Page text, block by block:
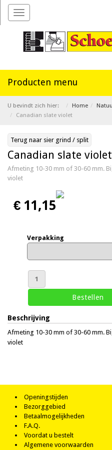
Toggle
navigation
U bevindt zich hier: Home
Canadian slate violet
Terug naar sier grind / split
Canadian slate violet
Afmeting 10-30 mm of 30-60 mm.
violet
€ 11,15
Verpakking
Beschrijving
Afmeting 10-30 mm of 30-60 mm.
violet
Openingstijden
Bezorggebied
Betaalmogelijkheden
F.A.Q.
Voordat u bestelt
Algemene voorwaarden